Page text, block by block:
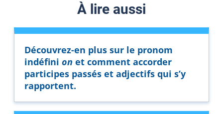
À lire aussi
Découvrez-en plus sur le pronom
indéfini on et comment accorder
participes passés et adjectifs qui s’y
rapportent.